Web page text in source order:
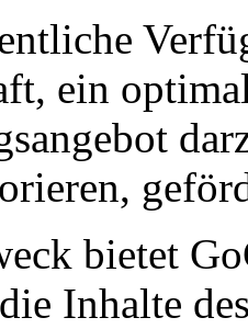
ein
bietet
Inhalte